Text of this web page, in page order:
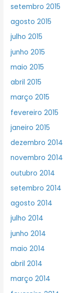
setembro 2015
agosto 2015
julho 2015
junho 2015
maio 2015
abril 2015
março 2015
fevereiro 2015
janeiro 2015
dezembro 2014
novembro 2014
outubro 2014
setembro 2014
agosto 2014
julho 2014
junho 2014
maio 2014
abril 2014
março 2014